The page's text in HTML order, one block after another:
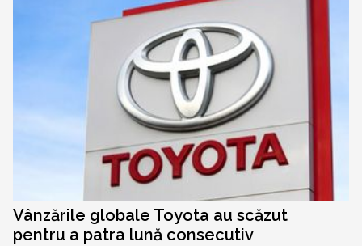
Vânzările globale Toyota au scăzut
pentru a patra lună consecutiv